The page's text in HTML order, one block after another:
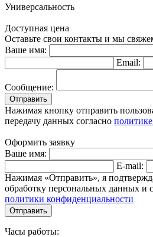
Универсальность
Доступная цена
Оставьте свои контакты и мы
Ваше имя:
Email:
Сообщение:
Отправить
Нажимая кнопку отправить
передачу данных согласно
Оформить заявку
Ваше имя:
E-mail:
Нажимая «Отправить», я
обработку персональных данных и
политики конфиденциальности
Отправить
Часы работы: